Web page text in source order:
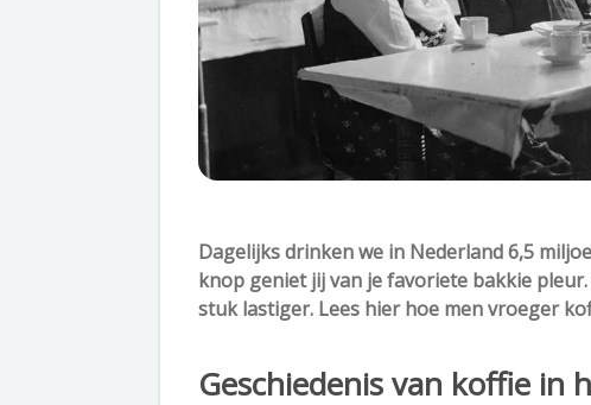
Dagelijks drinken we in Nederland 6,5
knop geniet jij van je favoriete bakkie
stuk lastiger. Lees hier hoe men vroeger
Geschiedenis van koffie in